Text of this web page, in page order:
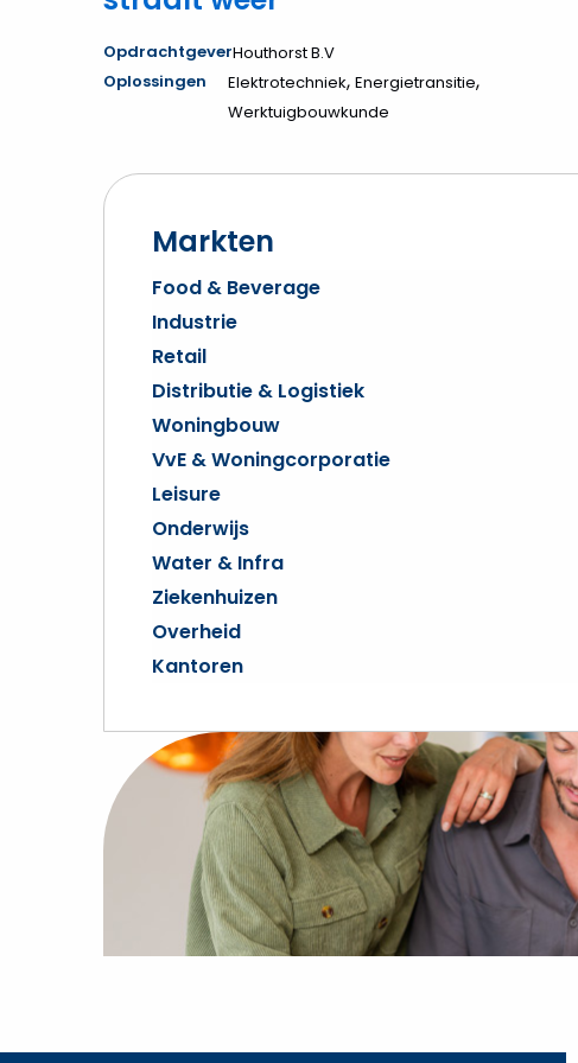
OpdrachtgeverHouthorst B.V
Oplossingen
Elektrotechniek, Energietransitie,
Werktuigbouwkunde
Markten
Food & Beverage
Industrie
Retail
Distributie & Logistiek
Woningbouw
VvE & Woningcorporatie
Leisure
Onderwijs
Water & Infra
Ziekenhuizen
Overheid
Kantoren